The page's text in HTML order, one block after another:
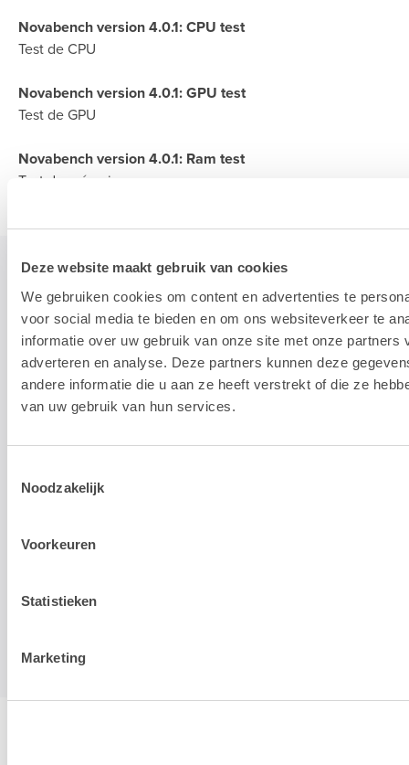
Deze website maakt gebruik van cookies
We gebruiken cookies om content en advertenties te
voor social media te bieden en om ons websiteverkeer te
informatie over uw gebruik van onze site met onze partners
adverteren en analyse. Deze partners kunnen deze
andere informatie die u aan ze heeft verstrekt of die ze
van uw gebruik van hun services.
Noodzakelijk
Voorkeuren
Statistieken
Marketing
Novabench version 4.0.1: CPU test
Test de CPU
Novabench version 4.0.1: GPU test
Test de GPU
Novabench version 4.0.1: Ram test
Test de mémoire
Notre core finale